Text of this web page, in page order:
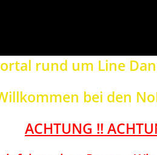
rund um Line
bei den
ACHTUNG !!